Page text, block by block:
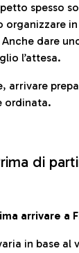
spesso
organizzare
dare
l’attesa.
arrivare
ordinata.
di
arrivare a
in base